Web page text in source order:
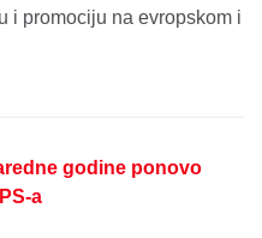
i promociju na evropskom i
godine ponovo
a